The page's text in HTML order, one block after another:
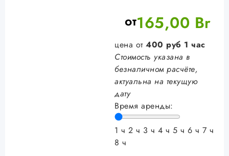
от165,00 Br
цена от 400 руб 1 час
Стоимость указана в
безналичном расчёте,
актуальна на текущую
дату
Время аренды:
1 ч 2 ч 3 ч 4 ч 5 ч 6 ч 7 ч
8 ч